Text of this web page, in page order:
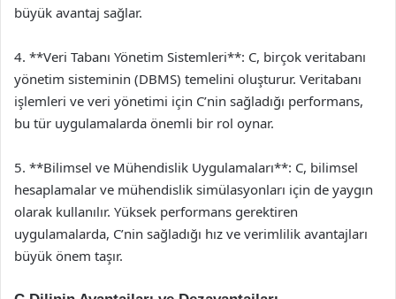
büyük avantaj sağlar.
4. **Veri Tabanı Yönetim Sistemleri**: C, birçok veritabanı
yönetim sisteminin (DBMS) temelini oluşturur. Veritabanı
işlemleri ve veri yönetimi için C’nin sağladığı performans,
bu tür uygulamalarda önemli bir rol oynar.
5. **Bilimsel ve Mühendislik Uygulamaları**: C, bilimsel
hesaplamalar ve mühendislik simülasyonları için de yaygın
olarak kullanılır. Yüksek performans gerektiren
uygulamalarda, C’nin sağladığı hız ve verimlilik avantajları
büyük önem taşır.